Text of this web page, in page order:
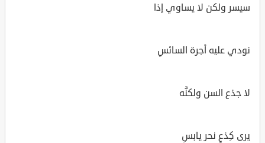
سيسر ولكن لا يساوي إذا
نودي عليه أجرة السائسِ
لا جذع السن ولكنَّه
يرى كِذعٍ نحر يابسِ